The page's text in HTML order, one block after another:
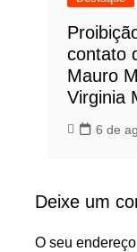
contato
Mauro
Virginia
6 de
Deixe um
O seu